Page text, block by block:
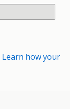
Learn how your